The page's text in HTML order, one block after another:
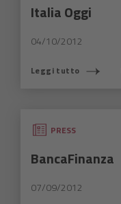
Italia Oggi
04/10/2012
Leggi tutto
PRESS
BancaFinanza
07/09/2012